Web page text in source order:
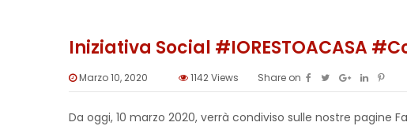
Iniziativa Social #IORESTOACASA
Marzo 10, 2020 1142Views Share on
Da oggi, 10 marzo 2020, verrà condiviso sulle nostre